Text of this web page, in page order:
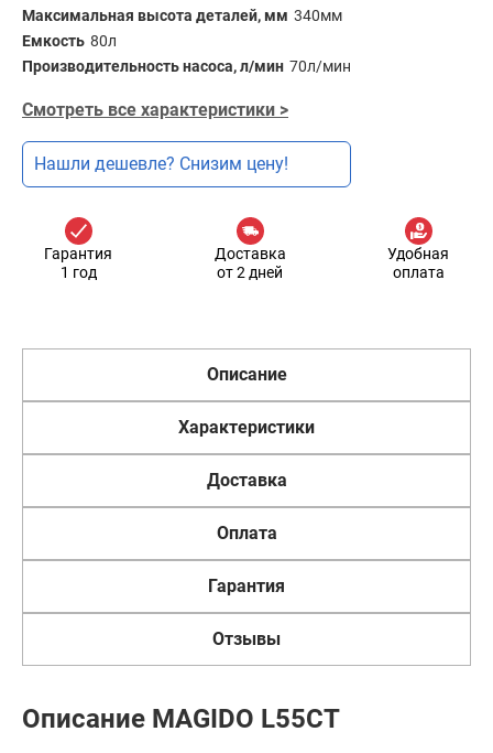
Максимальная высота деталей, мм 340мм
Емкость 80л
Производительность насоса, л/мин 70л/мин
Смотреть все характеристики >
Нашли дешевле? Снизим цену!
Гарантия
1 год
Доставка
от 2 дней
Удобная
оплата
Описание
Характеристики
Доставка
Оплата
Гарантия
Отзывы
Описание MAGIDO L55CT